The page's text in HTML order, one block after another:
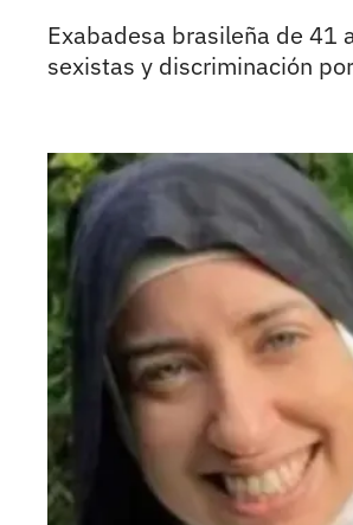
Exabadesa brasileña de 41
sexistas y discriminación